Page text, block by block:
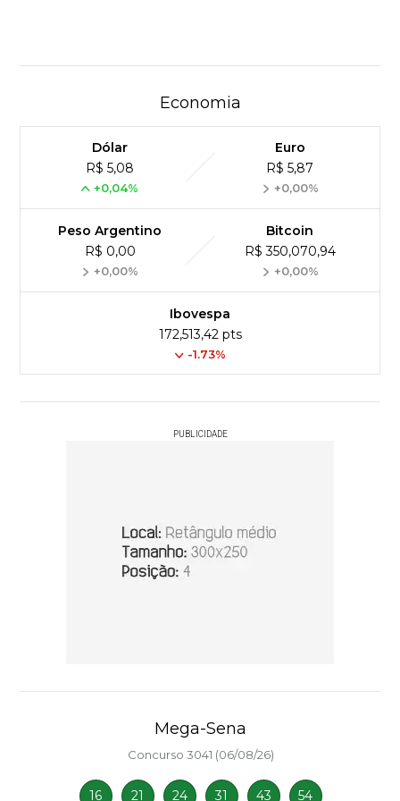
Economia
Dólar
R$ 5,08
+0,04%
Euro
R$ 5,87
+0,00%
Peso Argentino
R$ 0,00
+0,00%
Bitcoin
R$ 350,070,94
+0,00%
Ibovespa
172,513,42 pts
-1.73%
PUBLICIDADE
Mega-Sena
Concurso 3041 (06/08/26)
16 21 24 31 43 54